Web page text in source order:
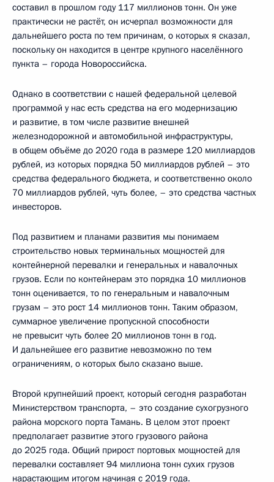
составил в прошлом году 117 миллионов тонн. Он уже
практически не растёт, он исчерпал возможности для
дальнейшего роста по тем причинам, о которых я сказал,
поскольку он находится в центре крупного населённого
пункта – города Новороссийска.
Однако в соответствии с нашей федеральной целевой
программой у нас есть средства на его модернизацию
и развитие, в том числе развитие внешней
железнодорожной и автомобильной инфраструктуры,
в общем объёме до 2020 года в размере 120 миллиардов
рублей, из которых порядка 50 миллиардов рублей – это
средства федерального бюджета, и соответственно около
70 миллиардов рублей, чуть более, – это средства частных
инвесторов.
Под развитием и планами развития мы понимаем
строительство новых терминальных мощностей для
контейнерной перевалки и генеральных и навалочных
грузов. Если по контейнерам это порядка 10 миллионов
тонн оценивается, то по генеральным и навалочным
грузам – это рост 14 миллионов тонн. Таким образом,
суммарное увеличение пропускной способности
не превысит чуть более 20 миллионов тонн в год.
И дальнейшее его развитие невозможно по тем
ограничениям, о которых было сказано выше.
Второй крупнейший проект, который сегодня разработан
Министерством транспорта, – это создание сухогрузного
района морского порта Тамань. В целом этот проект
предполагает развитие этого грузового района
до 2025 года. Общий прирост портовых мощностей для
перевалки составляет 94 миллиона тонн сухих грузов
нарастающим итогом начиная с 2019 года.